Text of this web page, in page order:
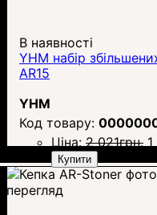
В наявності
YHM набір
AR15
YHM
Ціна: 2 021грн.
Купити
перегляд